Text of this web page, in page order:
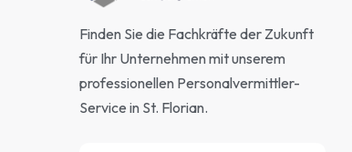
Finden Sie die Fachkräfte der Zukunft
für Ihr Unternehmen mit unserem
professionellen Personalvermittler-
Service in St. Florian.